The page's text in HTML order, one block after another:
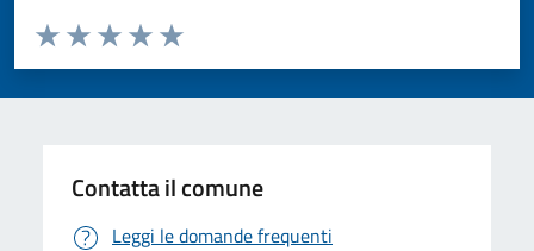
Valuta da 1 a 5 stelle la pagina
Valuta 5 stelle su 5
Valuta 4 stelle su 5
Valuta 3 stelle su 5
Valuta 2 stelle su 5
Valuta 1 stelle su 5
Contatta il comune
Leggi le domande frequenti